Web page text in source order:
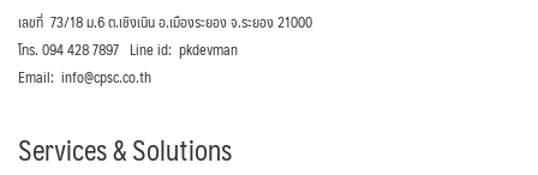
เลขที่ 73/18 ม.6 ต.เชิงเนิน อ.เมืองระยอง จ.ระยอง 21000
โทร. 094 428 7897 Line id: pkdevman
Email: info@cpsc.co.th
Services & Solutions